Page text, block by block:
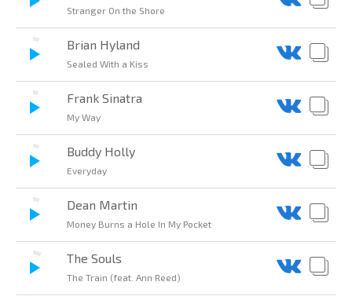
Stranger On the Shore
Brian Hyland
Sealed With a Kiss
Frank Sinatra
My Way
Buddy Holly
Everyday
Dean Martin
Money Burns a Hole In My Pocket
The Souls
The Train (feat. Ann Reed)